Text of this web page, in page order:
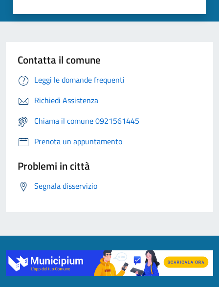
Contatta il comune
Leggi le domande frequenti
Richiedi Assistenza
Chiama il comune 0921561445
Prenota un appuntamento
Problemi in città
Segnala disservizio